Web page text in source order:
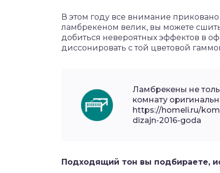
В этом году все внимание приковано
ламбрекеном велик, вы можете сшить
добиться невероятных эффектов в
диссонировать с той цветовой
Ламбрекены не
комнату
https://homeli.ru/
dizajn-2016-goda
Подходящий тон вы подбираете,